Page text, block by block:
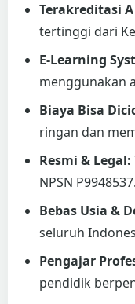
Terakreditasi
tertinggi dari
E-Learning
menggunakan
Biaya Bisa
ringan dan
Resmi & Legal:
NPSN P9948537.
Bebas Usia &
seluruh
Pengajar
pendidik